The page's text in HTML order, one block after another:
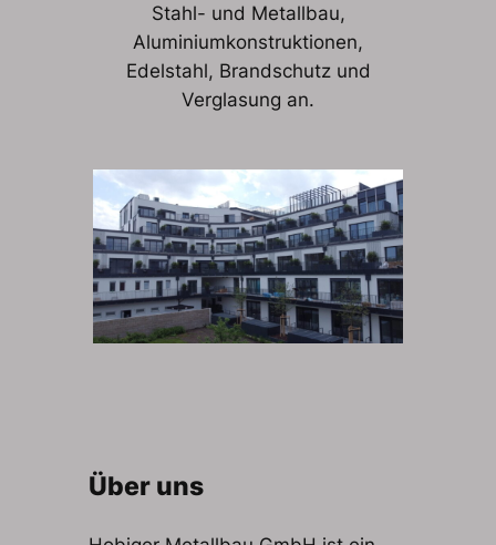
Stahl- und Metallbau,
Aluminiumkonstruktionen,
Edelstahl, Brandschutz und
Verglasung an.
Über uns